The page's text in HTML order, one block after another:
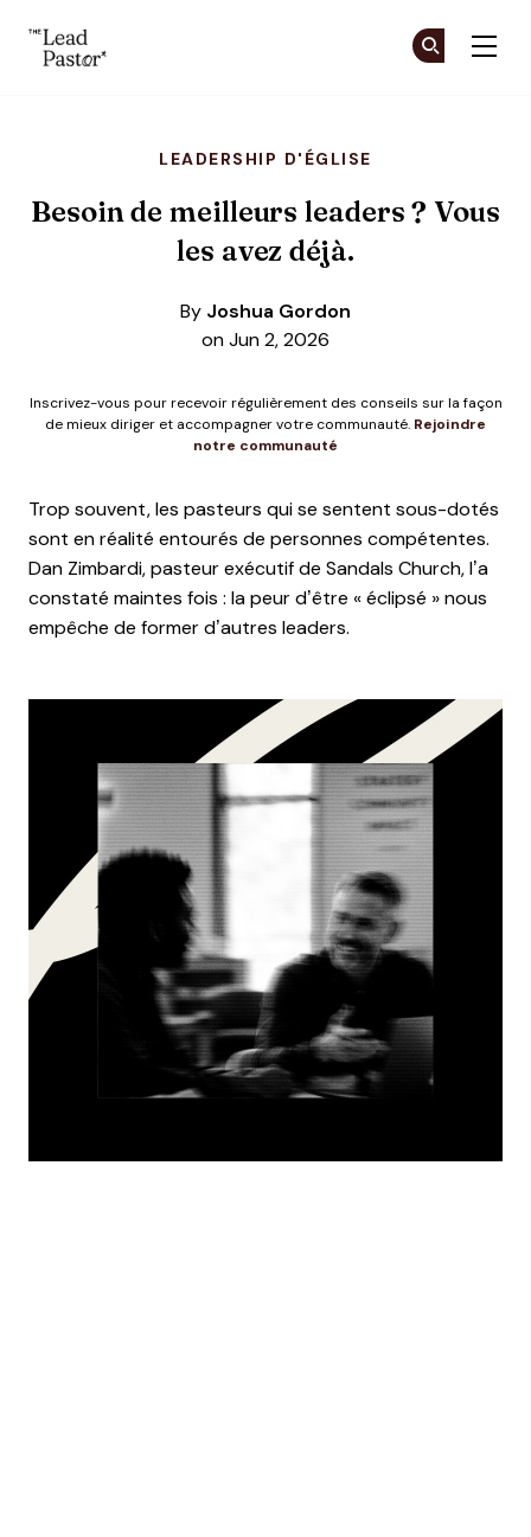
LEADERSHIP D'ÉGLISE
Besoin de meilleurs leaders ? Vous
les avez déjà.
By Joshua Gordon
on Jun 2, 2026
Inscrivez-vous pour recevoir régulièrement des conseils sur la façon
de mieux diriger et accompagner votre communauté. Rejoindre
notre communauté
Trop souvent, les pasteurs qui se sentent sous-dotés
sont en réalité entourés de personnes compétentes.
Dan Zimbardi, pasteur exécutif de Sandals Church, l’a
constaté maintes fois : la peur d’être « éclipsé » nous
empêche de former d’autres leaders.